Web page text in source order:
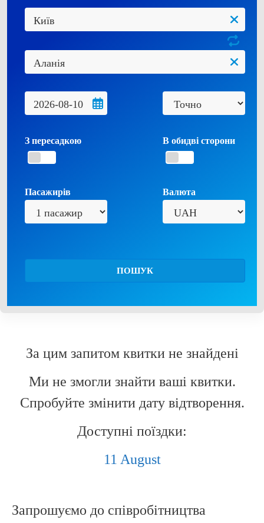
З пересадкою В обидві сторони
Пасажирів Валюта
ПОШУК
За цим запитом квитки не знайдені
Ми не змогли знайти ваші квитки.
Спробуйте змінити дату відтворення.
Доступні поїздки:
11 August
Запрошуємо до співробітництва